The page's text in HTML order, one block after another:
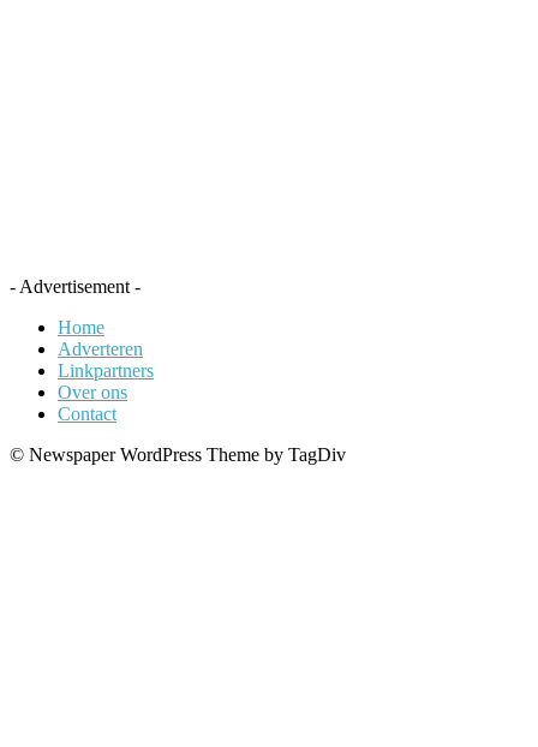
- Advertisement -
Home
Adverteren
Linkpartners
Over ons
Contact
© Newspaper WordPress Theme by TagDiv